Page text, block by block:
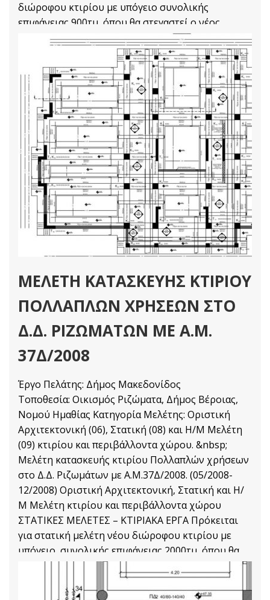
διώροφου κτιρίου με υπόγειο συνολικής
επιφάνειας 900τμ, όπου θα στεγαστεί ο νέος
Πυροσβεστικός Σταθμός
Στατικές Μελέτες
ΜΕΛΕΤΗ ΚΑΤΑΣΚΕΥΗΣ ΚΤΙΡΙΟΥ
ΠΟΛΛΑΠΛΩΝ ΧΡΗΣΕΩΝ ΣΤΟ
Δ.Δ. ΡΙΖΩΜΑΤΩΝ ΜΕ Α.Μ.
37Δ/2008
Έργο Πελάτης: Δήμος Μακεδονίδος
Τοποθεσία: Οικισμός Ριζώματα, Δήμος Βέροιας,
Νομού Ημαθίας Κατηγορία Μελέτης: Οριστική
Αρχιτεκτονική (06), Στατική (08) και Η/Μ Μελέτη
(09) κτιρίου και περιβάλλοντα χώρου. &nbsp;
Μελέτη κατασκευής κτιρίου Πολλαπλών χρήσεων
στο Δ.Δ. Ριζωμάτων με Α.Μ.37Δ/2008. (05/2008-
12/2008) Οριστική Αρχιτεκτονική, Στατική και Η/
Μ Μελέτη κτιρίου και περιβάλλοντα χώρου
ΣΤΑΤΙΚΕΣ ΜΕΛΕΤΕΣ – ΚΤΙΡΙΑΚΑ ΕΡΓΑ Πρόκειται
για στατική μελέτη νέου διώροφου κτιρίου με
υπόγειο, συνολικής επιφάνειας 2000τμ, όπου θα
στεγαστεί το σύνολο των πολιτιστικών
Διαβάστε Περισσότερα